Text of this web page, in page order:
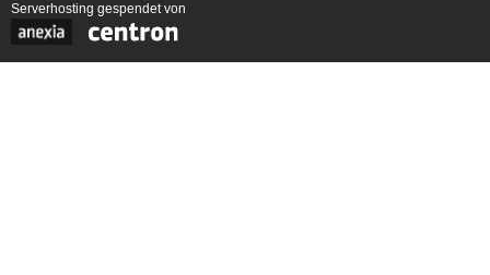
Serverhosting gespendet von